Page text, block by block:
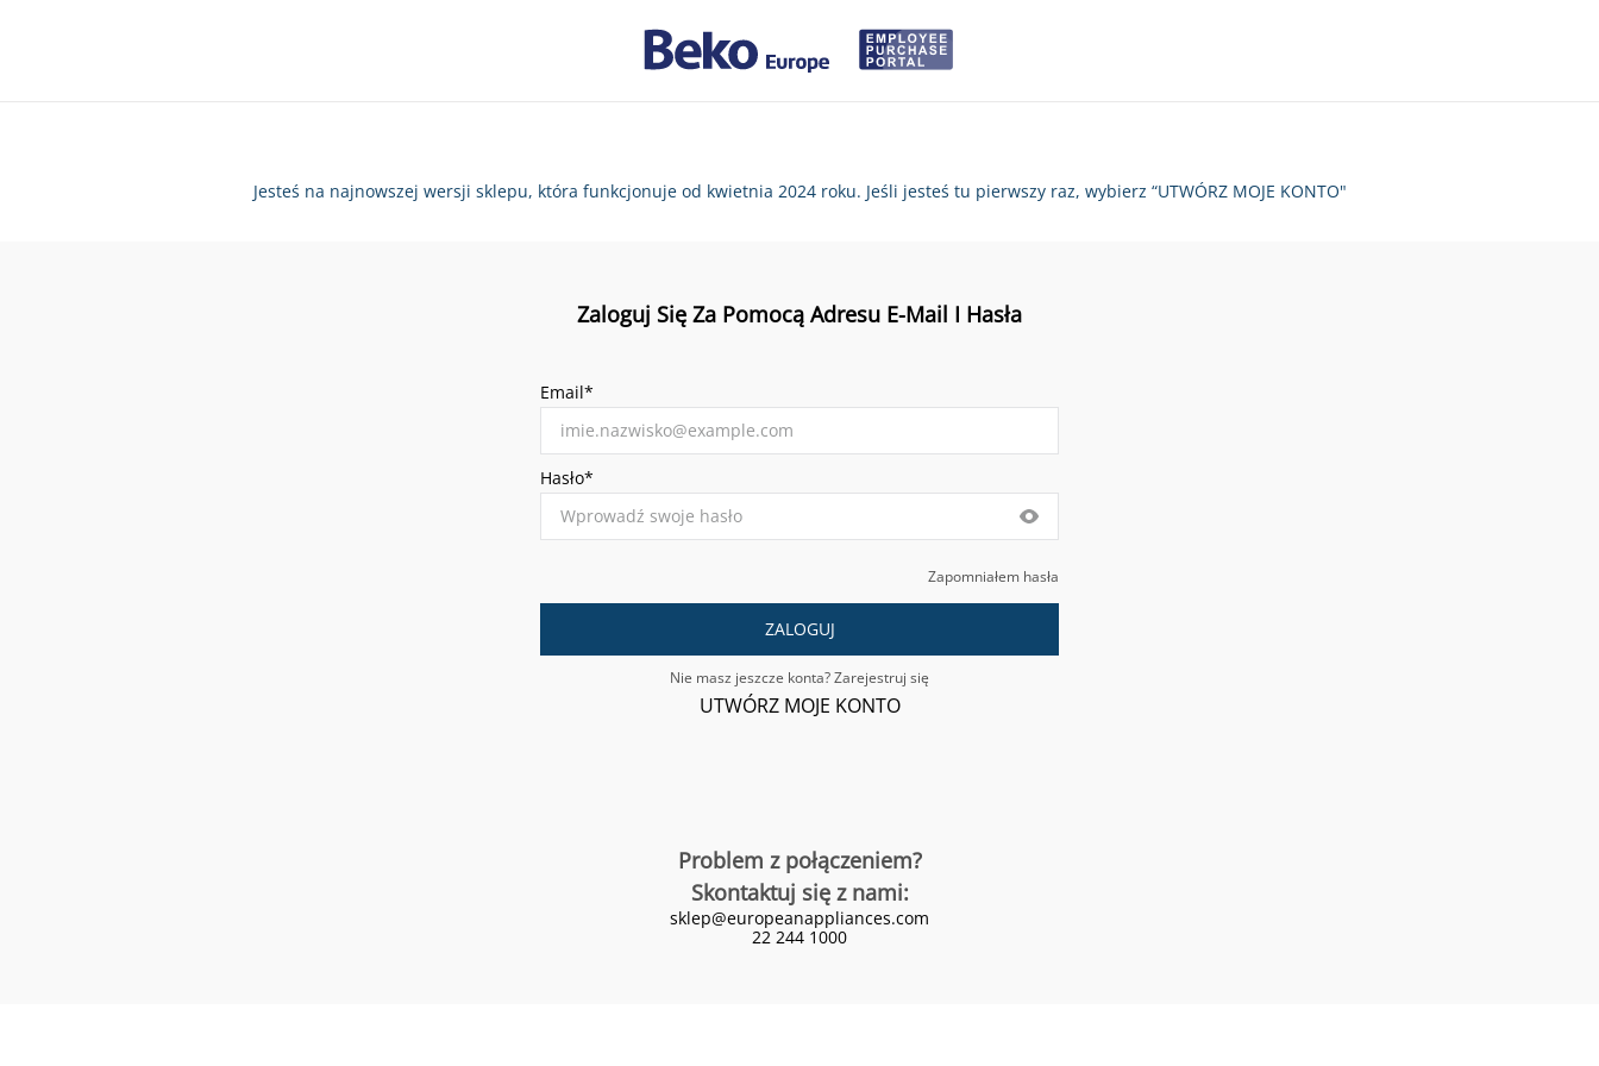
Jesteś na najnowszej wersji sklepu, która funkcjonuje od kwietnia 2024 roku. Jeśli jesteś tu pierwszy raz, wybierz “UTWÓRZ MOJE KONTO"
Zaloguj Się Za Pomocą Adresu E-Mail I Hasła
Email*
Hasło*
Zapomniałem hasła
ZALOGUJ
Nie masz jeszcze konta? Zarejestruj się
UTWÓRZ MOJE KONTO
Problem z połączeniem?
Skontaktuj się z nami:
sklep@europeanappliances.com
22 244 1000